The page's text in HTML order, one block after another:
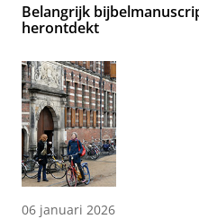
Belangrijk
herontdekt
06 januari 2026